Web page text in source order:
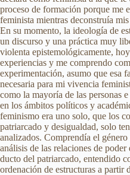
proceso de formación porque me
feminista mientras deconstruía
En su momento, la ideología de
un discurso y una práctica muy
violenta epistemológicamente,
experiencias y me comprendo
experimentación, asumo que esa
necesaria para mi vivencia
como la mayoría de las personas
en los ámbitos políticos y
feminismo era uno solo, que los
patriarcado y desigualdad, solo
analizados. Comprendía el
análisis de las relaciones de
ducto del patriarcado, entendido
ordenación de estructuras a partir